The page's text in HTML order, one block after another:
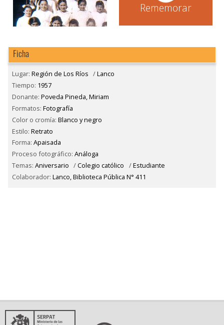
Rememorar
Ficha
Lugar: Región de Los Ríos /Lanco
Tiempo: 1957
Donante: Poveda Pineda, Miriam
Formatos: Fotografía
Color o cromía: Blanco y negro
Estilo: Retrato
Forma: Apaisada
Proceso fotográfico: Análoga
Temas: Aniversario /Colegio católico /Estudiante
Colaborador: Lanco, Biblioteca Pública N° 411